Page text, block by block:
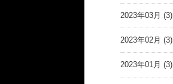
2023年03月 (3)
2023年02月 (3)
2023年01月 (3)